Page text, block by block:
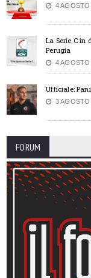
4 AGOSTO
La Serie C in
Perugia
4 AGOSTO
Ufficiale:
3 AGOSTO
FORUM